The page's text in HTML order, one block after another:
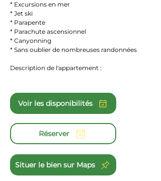
* Excursions en mer
* Jet ski
* Parapente
* Parachute ascensionnel
* Canyonning
* Sans oublier de nombreuses randonnées
Description de l'appartement :
Voir les disponibilités
Réserver
Situer le bien sur Maps